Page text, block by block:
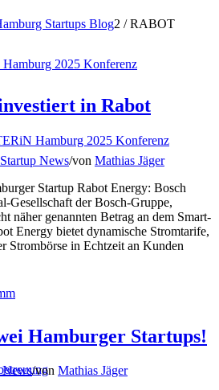
2025 Konferenz
Hamburg 2025 Konferenz
Startups Blog2 / RABOT
in Rabot
Startup News/von Mathias Jäger
Startup Rabot Energy: Bosch
Gesellschaft der Bosch-Gruppe,
näher genannten Betrag an dem Smart-
Energy bietet dynamische Stromtarife,
Strombörse in Echtzeit an Kunden
Hamburger Startups!
News/von Mathias Jäger